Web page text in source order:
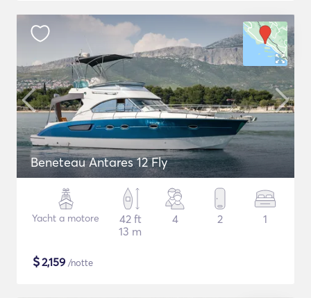
Beneteau Antares 12 Fly
Yacht a motore
42 ft
13 m
4 2 1
$2,159 /notte